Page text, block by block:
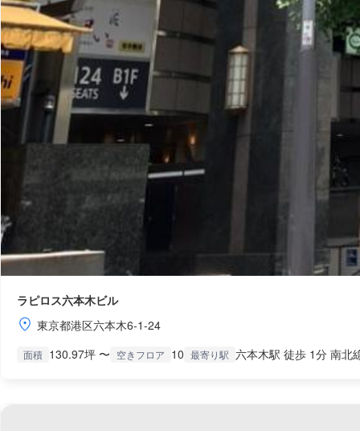
ラピロス六本木ビル
東京都港区六本木6-1-24
面積 130.97坪 〜 空きフロア 10 最寄り駅 六本木駅 徒歩 1分 南北